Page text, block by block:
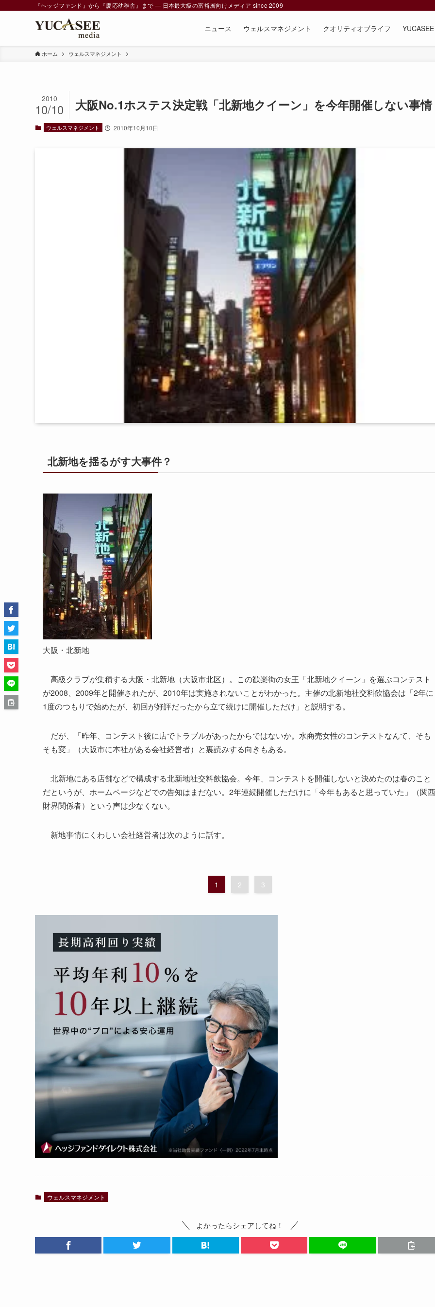
『ヘッジファンド』から『慶応幼稚舎』まで ― 日本最大級の富裕層向けメディア since 2009
ニュース ウェルスマネジメント クオリティオブライフ
ホーム ウェルスマネジメント
大阪No.1ホステス決定戦「北新地クイーン」を今年開催しない事情
2010
10/10
ウェルスマネジメント 2010年10月10日
北新地を揺るがす大事件？
大阪・北新地
高級クラブが集積する大阪・北新地（大阪市北区）。この歓楽街の女王「北新地クイーン」を選ぶコンテスト
が2008、2009年と開催されたが、2010年は実施されないことがわかった。主催の北新地社交料飲協会は「2年に
1度のつもりで始めたが、初回が好評だったから立て続けに開催しただけ」と説明する。
だが、「昨年、コンテスト後に店でトラブルがあったからではないか。水商売女性のコンテストなんて、そも
そも変」（大阪市に本社がある会社経営者）と裏読みする向きもある。
北新地にある店舗などで構成する北新地社交料飲協会。今年、コンテストを開催しないと決めたのは春のこと
だというが、ホームページなどでの告知はまだない。2年連続開催しただけに「今年もあると思っていた」（関西
財界関係者）という声は少なくない。
新地事情にくわしい会社経営者は次のように話す。
1 2 3
ウェルスマネジメント
よかったらシェアしてね！